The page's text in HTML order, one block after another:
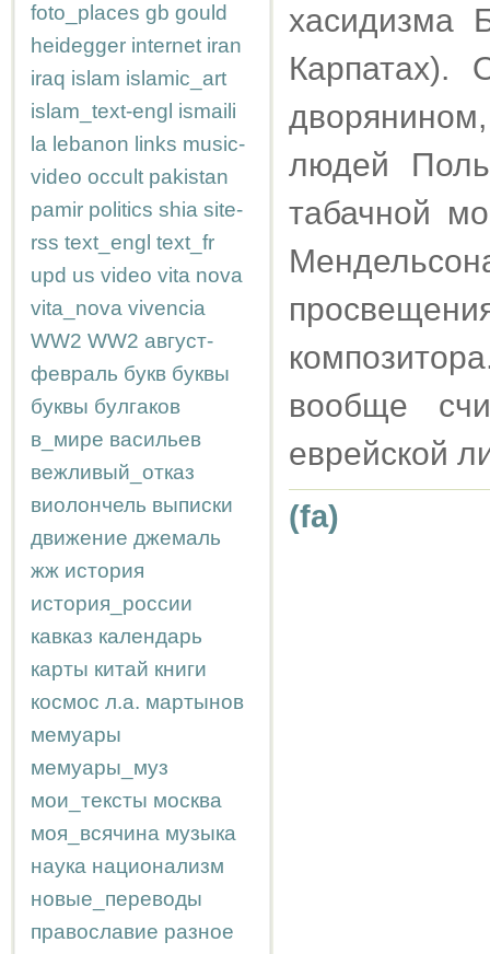
foto_places gb gould
heidegger internet iran
iraq islam islamic_art
islam_text-engl ismaili
la lebanon links music-
video occult pakistan
pamir politics shia site-
rss text_engl text_fr
upd us video vita nova
vita_nova vivencia
WW2 WW2 август-
февраль букв буквы
буквы булгаков
в_мире васильев
вежливый_отказ
виолончель выписки
движение джемаль
жж история
история_россии
кавказ календарь
карты китай книги
космос л.а. мартынов
мемуары
мемуары_муз
мои_тексты москва
моя_всячина музыка
наука национализм
новые_переводы
православие разное
хасидизма
Карпатах).
людей
табачной
вообще
еврейской
(fa)